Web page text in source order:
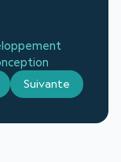
Suivante